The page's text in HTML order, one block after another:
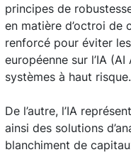
principes de
en matière d’octroi de
renforcé pour éviter
européenne sur l’IA
systèmes à haut risque.
De l’autre, l’IA
ainsi des solutions
blanchiment de